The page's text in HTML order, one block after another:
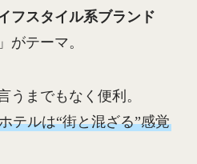
フスタイル系ブランド
がテーマ。
うまでもなく便利。
テルは“街と混ざる”感覚